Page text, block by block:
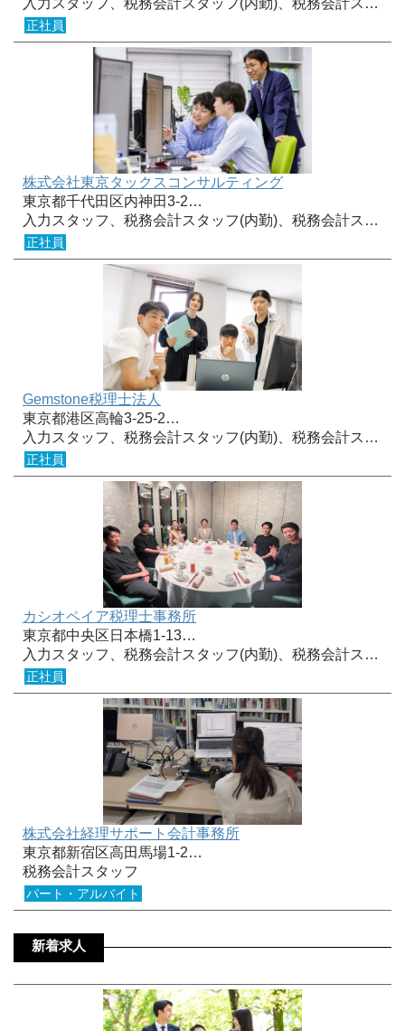
入力スタッフ、税務会計スタッフ(内勤)、税務会計ス…
正社員
株式会社東京タックスコンサルティング
東京都千代田区内神田3-2…
入力スタッフ、税務会計スタッフ(内勤)、税務会計ス…
正社員
Gemstone税理士法人
東京都港区高輪3-25-2…
入力スタッフ、税務会計スタッフ(内勤)、税務会計ス…
正社員
カシオペイア税理士事務所
東京都中央区日本橋1-13…
入力スタッフ、税務会計スタッフ(内勤)、税務会計ス…
正社員
株式会社経理サポート会計事務所
東京都新宿区高田馬場1-2…
税務会計スタッフ
パート・アルバイト
新着求人